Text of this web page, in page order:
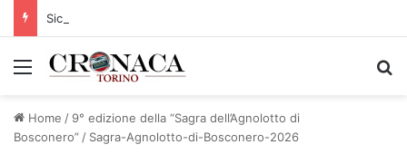
Menu
Home / 9° edizione della “Sagra dell’Agnolotto di
Bosconero”/ Sagra-Agnolotto-di-Bosconero-2026